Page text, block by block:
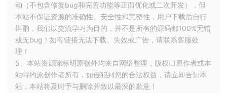
动（不包含修复bug和完善功能等正面优化或二次开发），但
本站不保证资源的准确性、安全性和完整性，用户下载后自行
斟酌，我们以交流学习为目的，并不是所有的源码都100%无错
或无bug！如有链接无法下载、失效或广告，请联系客服处
理！
5、本站资源除标明原创外均来自网络整理，版权归原作者或本
站特约原创作者所有，如侵犯到您的合法权益，请立即告知本
站，本站将及时予与删除并致以最深的歉意！